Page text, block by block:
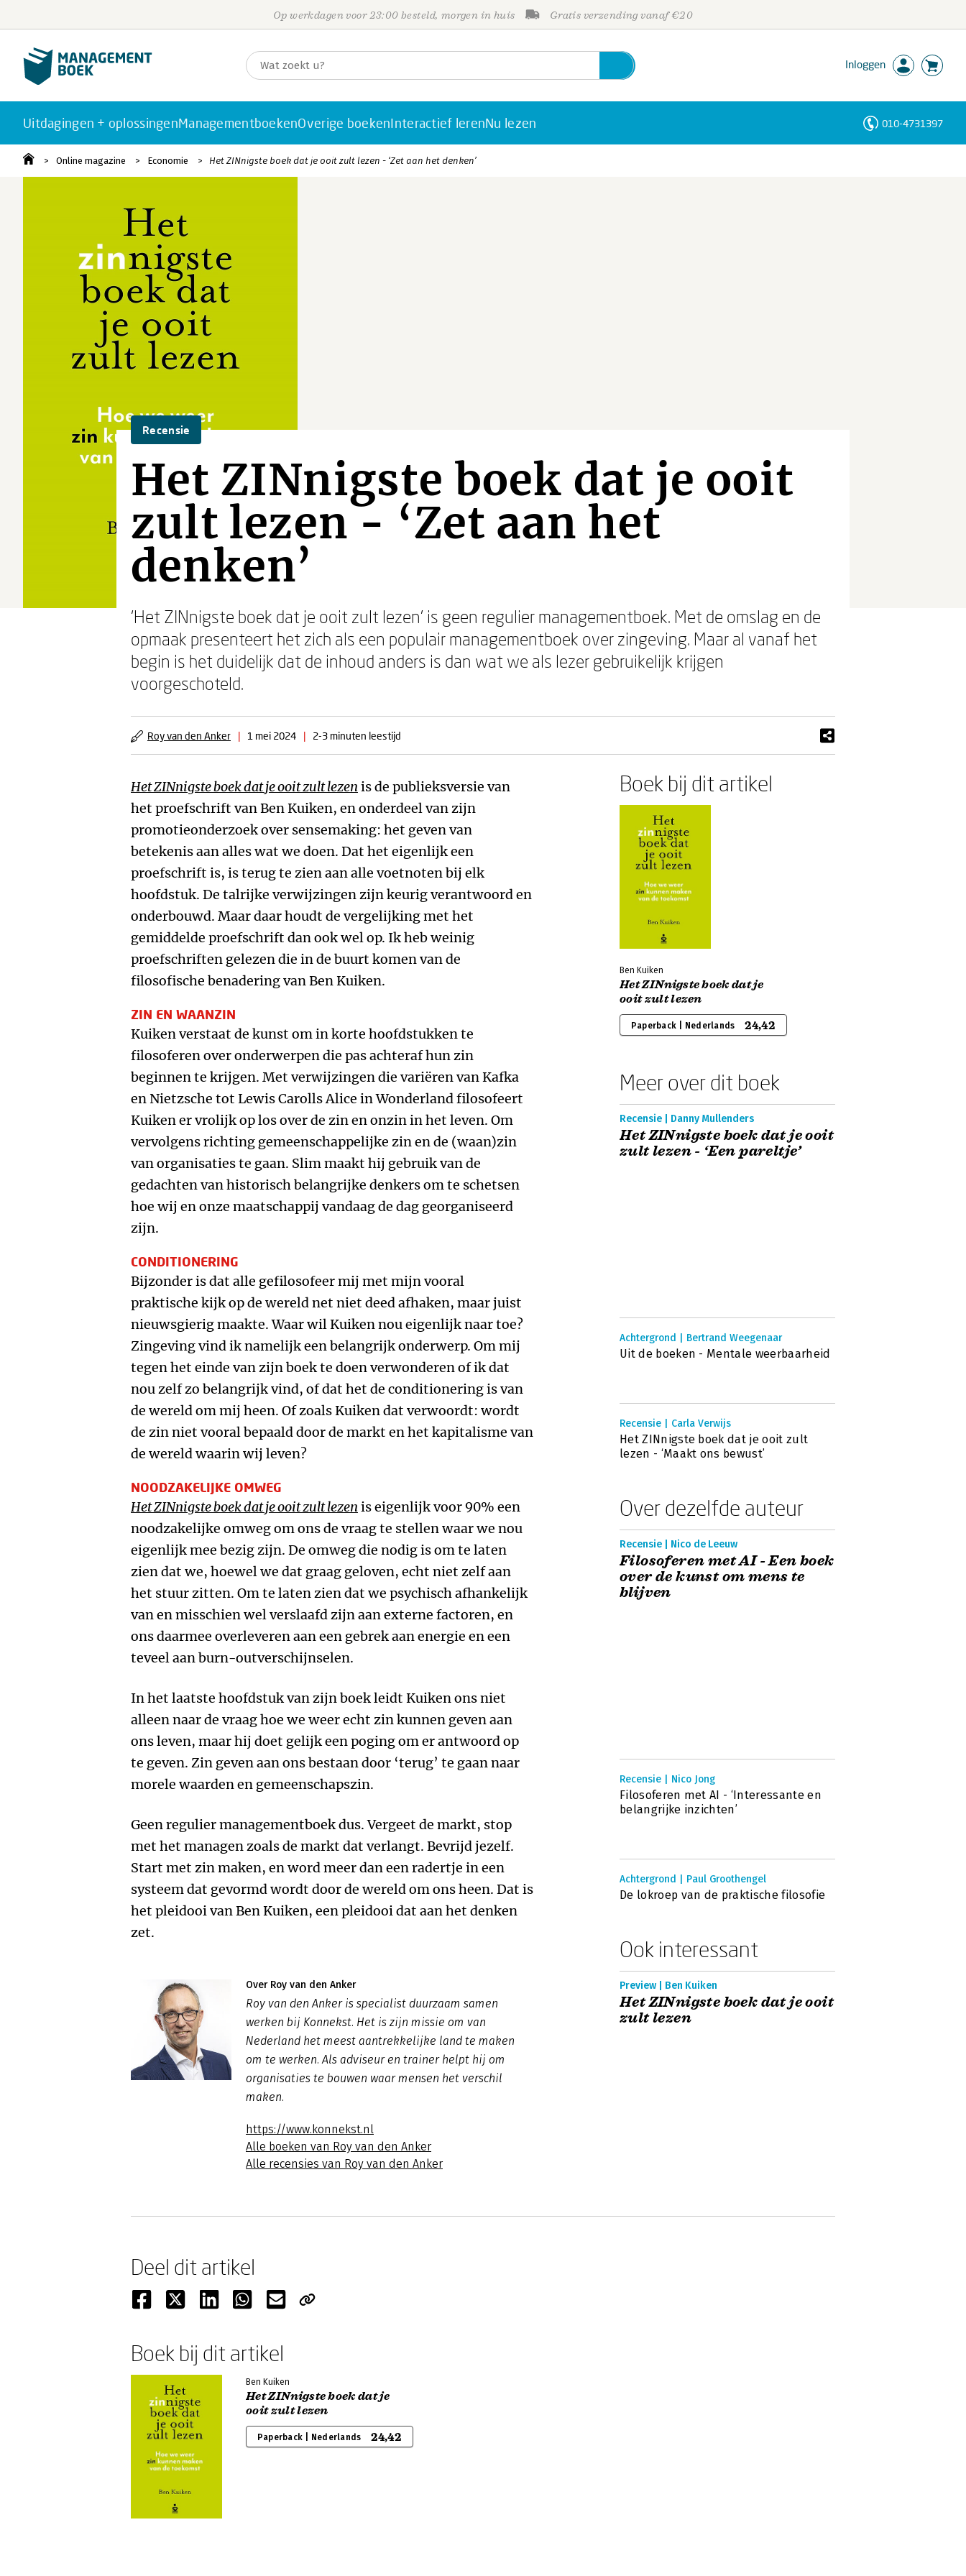
Op werkdagen voor 23:00 besteld, morgen in huis Gratis verzending vanaf €20
Inloggen
Uitdagingen + oplossingenManagementboekenOverige boekenInteractief lerenNu lezen 010-4731397
Online magazine Economie Het ZINnigste boek dat je ooit zult lezen - ‘Zet aan het denken’
Recensie
Het ZINnigste boek dat je ooit
zult lezen - ‘Zet aan het
denken’
‘Het ZINnigste boek dat je ooit zult lezen’ is geen regulier managementboek. Met de omslag en de
opmaak presenteert het zich als een populair managementboek over zingeving. Maar al vanaf het
begin is het duidelijk dat de inhoud anders is dan wat we als lezer gebruikelijk krijgen
voorgeschoteld.
Roy van den Anker | 1 mei 2024 | 2-3 minuten leestijd
Het ZINnigste boek dat je ooit zult lezen is de publieksversie van
het proefschrift van Ben Kuiken, en onderdeel van zijn
promotieonderzoek over sensemaking: het geven van
betekenis aan alles wat we doen. Dat het eigenlijk een
proefschrift is, is terug te zien aan alle voetnoten bij elk
hoofdstuk. De talrijke verwijzingen zijn keurig verantwoord en
onderbouwd. Maar daar houdt de vergelijking met het
gemiddelde proefschrift dan ook wel op. Ik heb weinig
proefschriften gelezen die in de buurt komen van de
filosofische benadering van Ben Kuiken.
ZIN EN WAANZIN
Kuiken verstaat de kunst om in korte hoofdstukken te
filosoferen over onderwerpen die pas achteraf hun zin
beginnen te krijgen. Met verwijzingen die variëren van Kafka
en Nietzsche tot Lewis Carolls Alice in Wonderland filosofeert
Kuiken er vrolijk op los over de zin en onzin in het leven. Om
vervolgens richting gemeenschappelijke zin en de (waan)zin
van organisaties te gaan. Slim maakt hij gebruik van de
gedachten van historisch belangrijke denkers om te schetsen
hoe wij en onze maatschappij vandaag de dag georganiseerd
zijn.
CONDITIONERING
Bijzonder is dat alle gefilosofeer mij met mijn vooral
praktische kijk op de wereld net niet deed afhaken, maar juist
nieuwsgierig maakte. Waar wil Kuiken nou eigenlijk naar toe?
Zingeving vind ik namelijk een belangrijk onderwerp. Om mij
tegen het einde van zijn boek te doen verwonderen of ik dat
nou zelf zo belangrijk vind, of dat het de conditionering is van
de wereld om mij heen. Of zoals Kuiken dat verwoordt: wordt
de zin niet vooral bepaald door de markt en het kapitalisme van
de wereld waarin wij leven?
NOODZAKELIJKE OMWEG
Het ZINnigste boek dat je ooit zult lezen is eigenlijk voor 90% een
noodzakelijke omweg om ons de vraag te stellen waar we nou
eigenlijk mee bezig zijn. De omweg die nodig is om te laten
zien dat we, hoewel we dat graag geloven, echt niet zelf aan
het stuur zitten. Om te laten zien dat we psychisch afhankelijk
van en misschien wel verslaafd zijn aan externe factoren, en
ons daarmee overleveren aan een gebrek aan energie en een
teveel aan burn-outverschijnselen.
In het laatste hoofdstuk van zijn boek leidt Kuiken ons niet
alleen naar de vraag hoe we weer echt zin kunnen geven aan
ons leven, maar hij doet gelijk een poging om er antwoord op
te geven. Zin geven aan ons bestaan door ‘terug’ te gaan naar
morele waarden en gemeenschapszin.
Geen regulier managementboek dus. Vergeet de markt, stop
met het managen zoals de markt dat verlangt. Bevrijd jezelf.
Start met zin maken, en word meer dan een radertje in een
systeem dat gevormd wordt door de wereld om ons heen. Dat is
het pleidooi van Ben Kuiken, een pleidooi dat aan het denken
zet.
Over Roy van den Anker
Roy van den Anker is specialist duurzaam samen
werken bij Konnekst. Het is zijn missie om van
Nederland het meest aantrekkelijke land te maken
om te werken. Als adviseur en trainer helpt hij om
organisaties te bouwen waar mensen het verschil
maken.
https://www.konnekst.nl
Alle boeken van Roy van den Anker
Alle recensies van Roy van den Anker
Boek bij dit artikel
Ben Kuiken
Het ZINnigste boek dat je
ooit zult lezen
Paperback | Nederlands 24,42
Meer over dit boek
Recensie | Danny Mullenders
Het ZINnigste boek dat je ooit
zult lezen - ‘Een pareltje’
Achtergrond | Bertrand Weegenaar
Uit de boeken - Mentale weerbaarheid
Recensie | Carla Verwijs
Het ZINnigste boek dat je ooit zult
lezen - ‘Maakt ons bewust’
Over dezelfde auteur
Recensie | Nico de Leeuw
Filosoferen met AI - Een boek
over de kunst om mens te
blijven
Recensie | Nico Jong
Filosoferen met AI - ‘Interessante en
belangrijke inzichten’
Achtergrond | Paul Groothengel
De lokroep van de praktische filosofie
Ook interessant
Preview | Ben Kuiken
Het ZINnigste boek dat je ooit
zult lezen
Deel dit artikel
Boek bij dit artikel
Ben Kuiken
Het ZINnigste boek dat je
ooit zult lezen
Paperback | Nederlands 24,42
Personen